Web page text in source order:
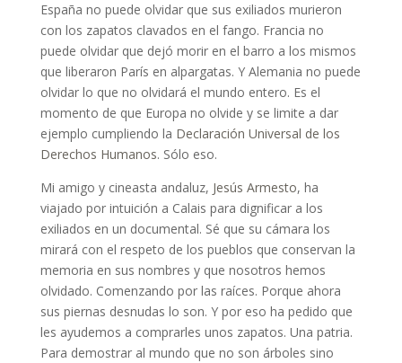
España no puede olvidar que sus exiliados murieron
con los zapatos clavados en el fango. Francia no
puede olvidar que dejó morir en el barro a los mismos
que liberaron París en alpargatas. Y Alemania no puede
olvidar lo que no olvidará el mundo entero. Es el
momento de que Europa no olvide y se limite a dar
ejemplo cumpliendo la Declaración Universal de los
Derechos Humanos. Sólo eso.
Mi amigo y cineasta andaluz, Jesús Armesto, ha
viajado por intuición a Calais para dignificar a los
exiliados en un documental. Sé que su cámara los
mirará con el respeto de los pueblos que conservan la
memoria en sus nombres y que nosotros hemos
olvidado. Comenzando por las raíces. Porque ahora
sus piernas desnudas lo son. Y por eso ha pedido que
les ayudemos a comprarles unos zapatos. Una patria.
Para demostrar al mundo que no son árboles sino